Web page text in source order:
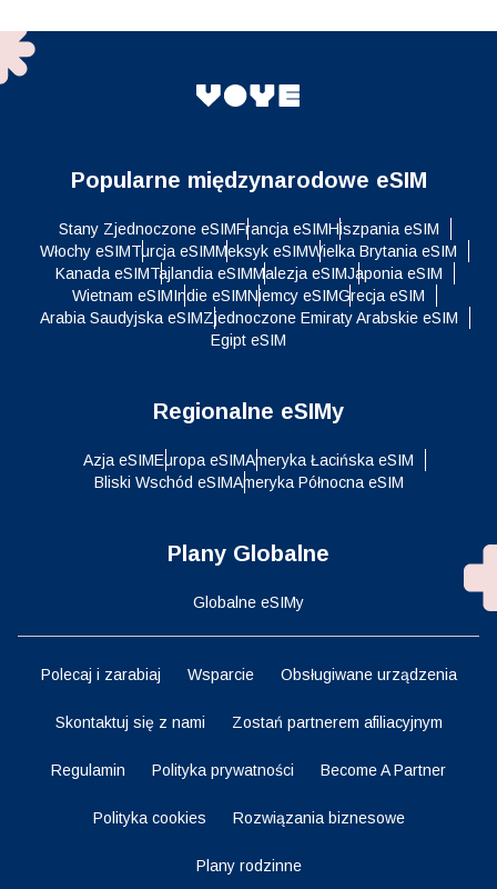
Popularne międzynarodowe eSIM
Stany Zjednoczone eSIMFrancja eSIMHiszpania eSIM
Włochy eSIMTurcja eSIMMeksyk eSIMWielka Brytania eSIM
Kanada eSIMTajlandia eSIMMalezja eSIMJaponia eSIM
Wietnam eSIMIndie eSIMNiemcy eSIMGrecja eSIM
Arabia Saudyjska eSIMZjednoczone Emiraty Arabskie eSIM
Egipt eSIM
Regionalne eSIMy
Azja eSIMEuropa eSIMAmeryka Łacińska eSIM
Bliski Wschód eSIMAmeryka Północna eSIM
Plany Globalne
Globalne eSIMy
Polecaj i zarabiaj Wsparcie Obsługiwane urządzenia
Skontaktuj się z nami Zostań partnerem afiliacyjnym
Regulamin Polityka prywatności Become A Partner
Polityka cookies Rozwiązania biznesowe
Plany rodzinne